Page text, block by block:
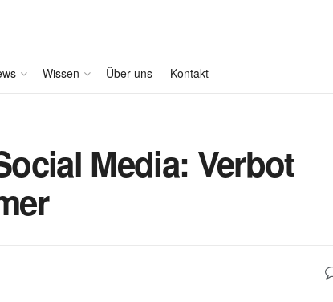
Wissen Über uns Kontakt
Media: Verbot